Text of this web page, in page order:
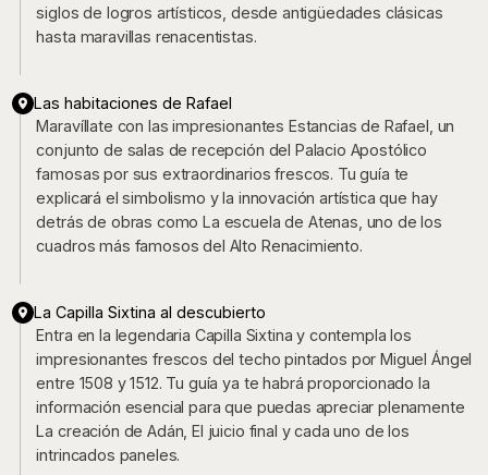
siglos de logros artísticos, desde antigüedades clásicas
hasta maravillas renacentistas.
Las habitaciones de Rafael
Maravíllate con las impresionantes Estancias de Rafael, un
conjunto de salas de recepción del Palacio Apostólico
famosas por sus extraordinarios frescos. Tu guía te
explicará el simbolismo y la innovación artística que hay
detrás de obras como La escuela de Atenas, uno de los
cuadros más famosos del Alto Renacimiento.
La Capilla Sixtina al descubierto
Entra en la legendaria Capilla Sixtina y contempla los
impresionantes frescos del techo pintados por Miguel Ángel
entre 1508 y 1512. Tu guía ya te habrá proporcionado la
información esencial para que puedas apreciar plenamente
La creación de Adán, El juicio final y cada uno de los
intrincados paneles.